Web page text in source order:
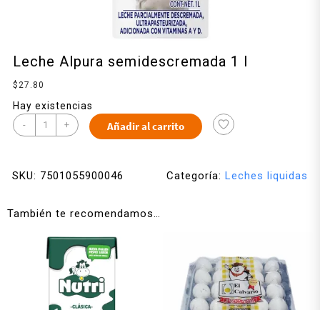
Leche Alpura semidescremada 1 l
$27.80
Hay existencias
- + Añadir al carrito
SKU: 7501055900046 Categoría: Leches liquidas
También te recomendamos…